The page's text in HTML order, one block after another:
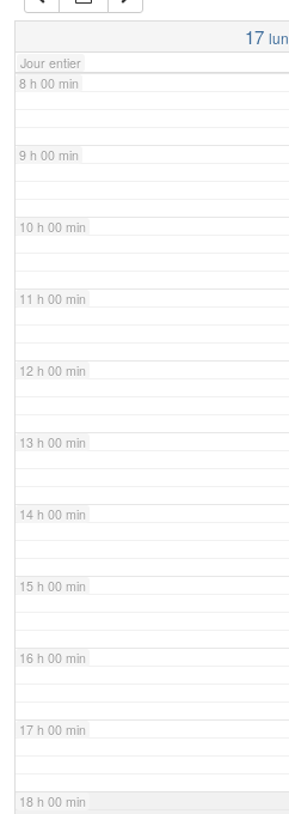
17 lun
Jour entier
7 h 00 min
8 h 00 min
9 h 00 min
10 h 00 min
11 h 00 min
12 h 00 min
13 h 00 min
14 h 00 min
15 h 00 min
16 h 00 min
17 h 00 min
18 h 00 min